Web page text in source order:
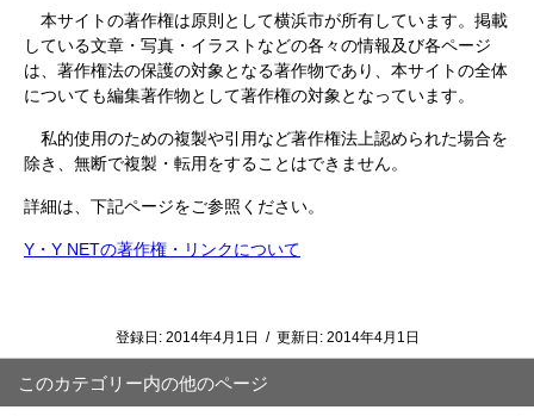
本サイトの著作権は原則として横浜市が所有しています。掲載
している文章・写真・イラストなどの各々の情報及び各ページ
は、著作権法の保護の対象となる著作物であり、本サイトの全体
についても編集著作物として著作権の対象となっています。
私的使用のための複製や引用など著作権法上認められた場合を
除き、無断で複製・転用をすることはできません。
詳細は、下記ページをご参照ください。
Y・Y NETの著作権・リンクについて
登録日: 2014年4月1日 / 更新日: 2014年4月1日
このカテゴリー内の他のページ